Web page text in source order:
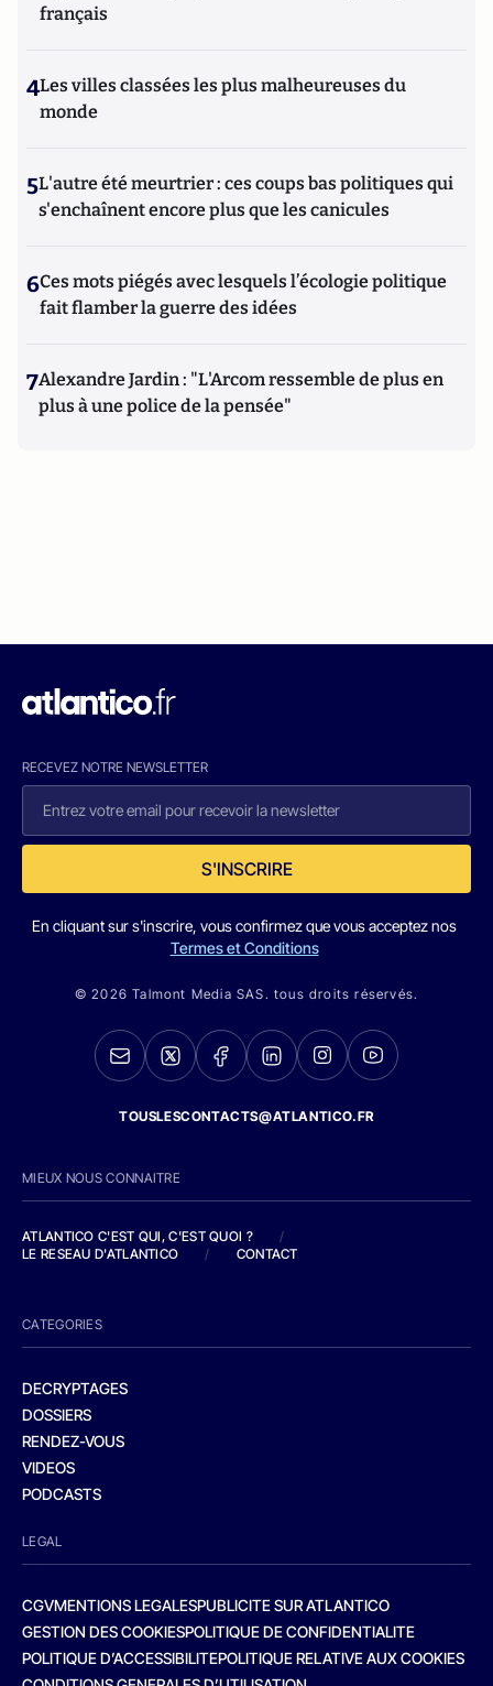
français
4Les villes classées les plus malheureuses du
monde
5L'autre été meurtrier : ces coups bas politiques qui
s'enchaînent encore plus que les canicules
6Ces mots piégés avec lesquels l’écologie politique
fait flamber la guerre des idées
7Alexandre Jardin : "L'Arcom ressemble de plus en
plus à une police de la pensée"
RECEVEZ NOTRE NEWSLETTER
S'INSCRIRE
En cliquant sur s'inscrire, vous confirmez que vous acceptez nos
Termes et Conditions
© 2026 Talmont Media SAS. tous droits réservés.
TOUSLESCONTACTS@ATLANTICO.FR
MIEUX NOUS CONNAITRE
ATLANTICO C'EST QUI, C'EST QUOI ?
/
LE RESEAU D'ATLANTICO
/ CONTACT
CATEGORIES
DECRYPTAGES
DOSSIERS
RENDEZ-VOUS
VIDEOS
PODCASTS
LEGAL
CGVMENTIONS LEGALESPUBLICITE SUR ATLANTICO
GESTION DES COOKIESPOLITIQUE DE CONFIDENTIALITE
POLITIQUE D’ACCESSIBILITEPOLITIQUE RELATIVE AUX COOKIES